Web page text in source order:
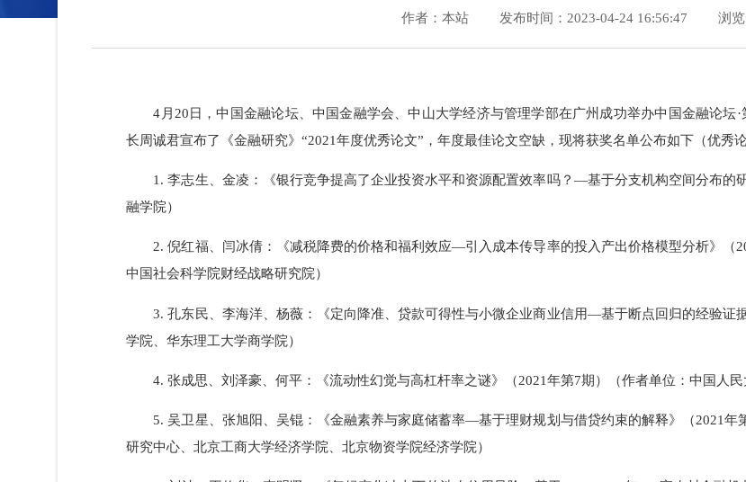
4月20日，中国金融论坛、中国金融学会、中山大学经济与管理学部在广州成功举办中国金
1. 李志生、金凌：《银行竞争提高了企业投资水平和资源配置效率吗？—基于分支机构空间
2. 倪红福、闫冰倩：《减税降费的价格和福利效应—引入成本传导率的投入产出价格模型分
中国社会科学院财经战略研究院）
3. 孔东民、李海洋、杨薇：《定向降准、贷款可得性与小微企业商业信用—基于断点回归的
学院、华东理工大学商学院）
4. 张成思、刘泽豪、何平：《流动性幻觉与高杠杆率之谜》（2021年第7期）（作者单位：
5. 吴卫星、张旭阳、吴锟：《金融素养与家庭储蓄率—基于理财规划与借贷约束的解释》（